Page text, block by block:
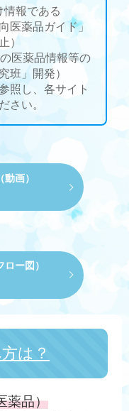
情報である
医薬品ガイド」
）
医薬品情報等の
班」開発）
照し、各サイト
さい。
画）
ー図）
は？
薬品）